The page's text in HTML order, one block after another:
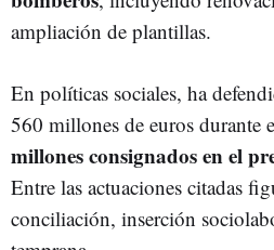
ampliación de plantillas.
En políticas sociales, ha
560 millones de euros durante
millones consignados en el
Entre las actuaciones citadas
conciliación, inserción